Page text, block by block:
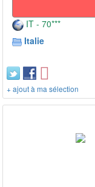
IT - 70***
Italie
+ ajout à ma sélection